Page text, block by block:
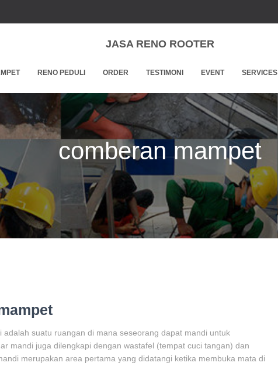
JASA RENO ROOTER
RENO PEDULI ORDER TESTIMONI EVENT SERVICES
comberan mampet
suatu ruangan di mana seseorang dapat mandi untuk
mandi juga dilengkapi dengan wastafel (tempat cuci tangan) dan
merupakan area pertama yang didatangi ketika membuka mata di